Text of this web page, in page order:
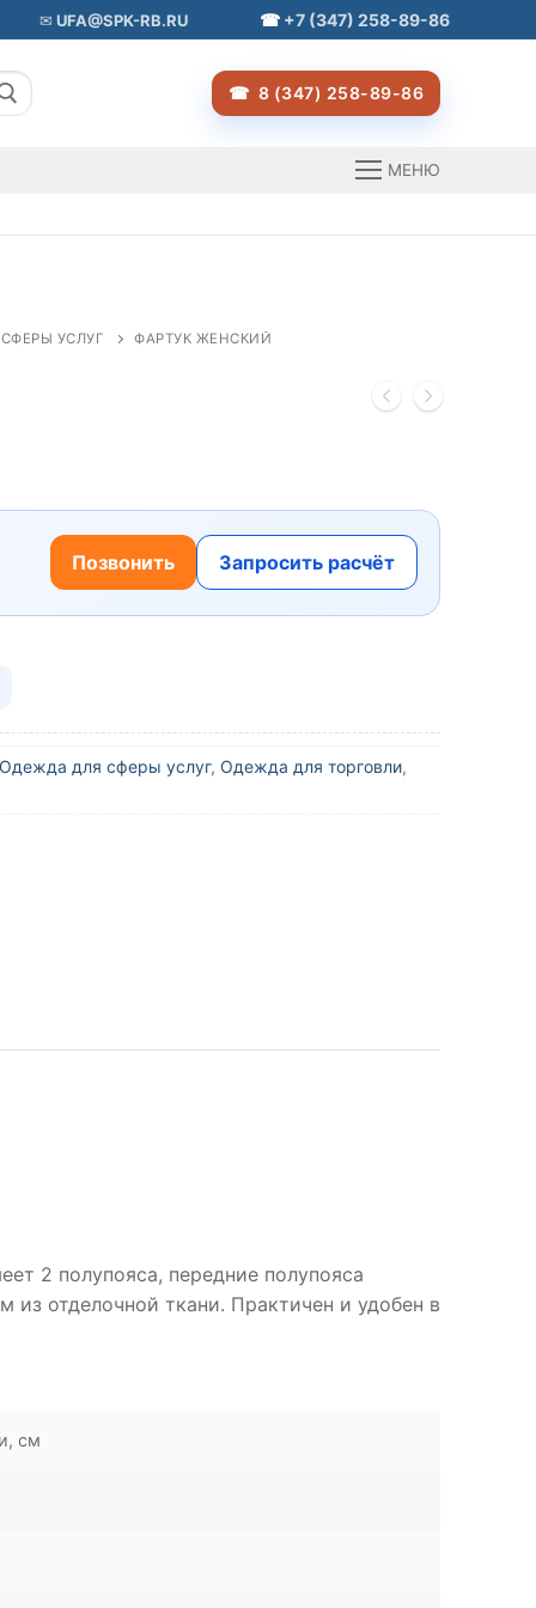
UFA@SPK-RB.RU +7 (347) 258-89-86
8 (347) 258-89-86
МЕНЮ
УСЛУГ ФАРТУК ЖЕНСКИЙ
Позвонить Запросить расчёт
Одежда для сферы услуг,Одежда для торговли,
2 полупояса, передние полупояса
из отделочной ткани. Практичен и удобен в
см